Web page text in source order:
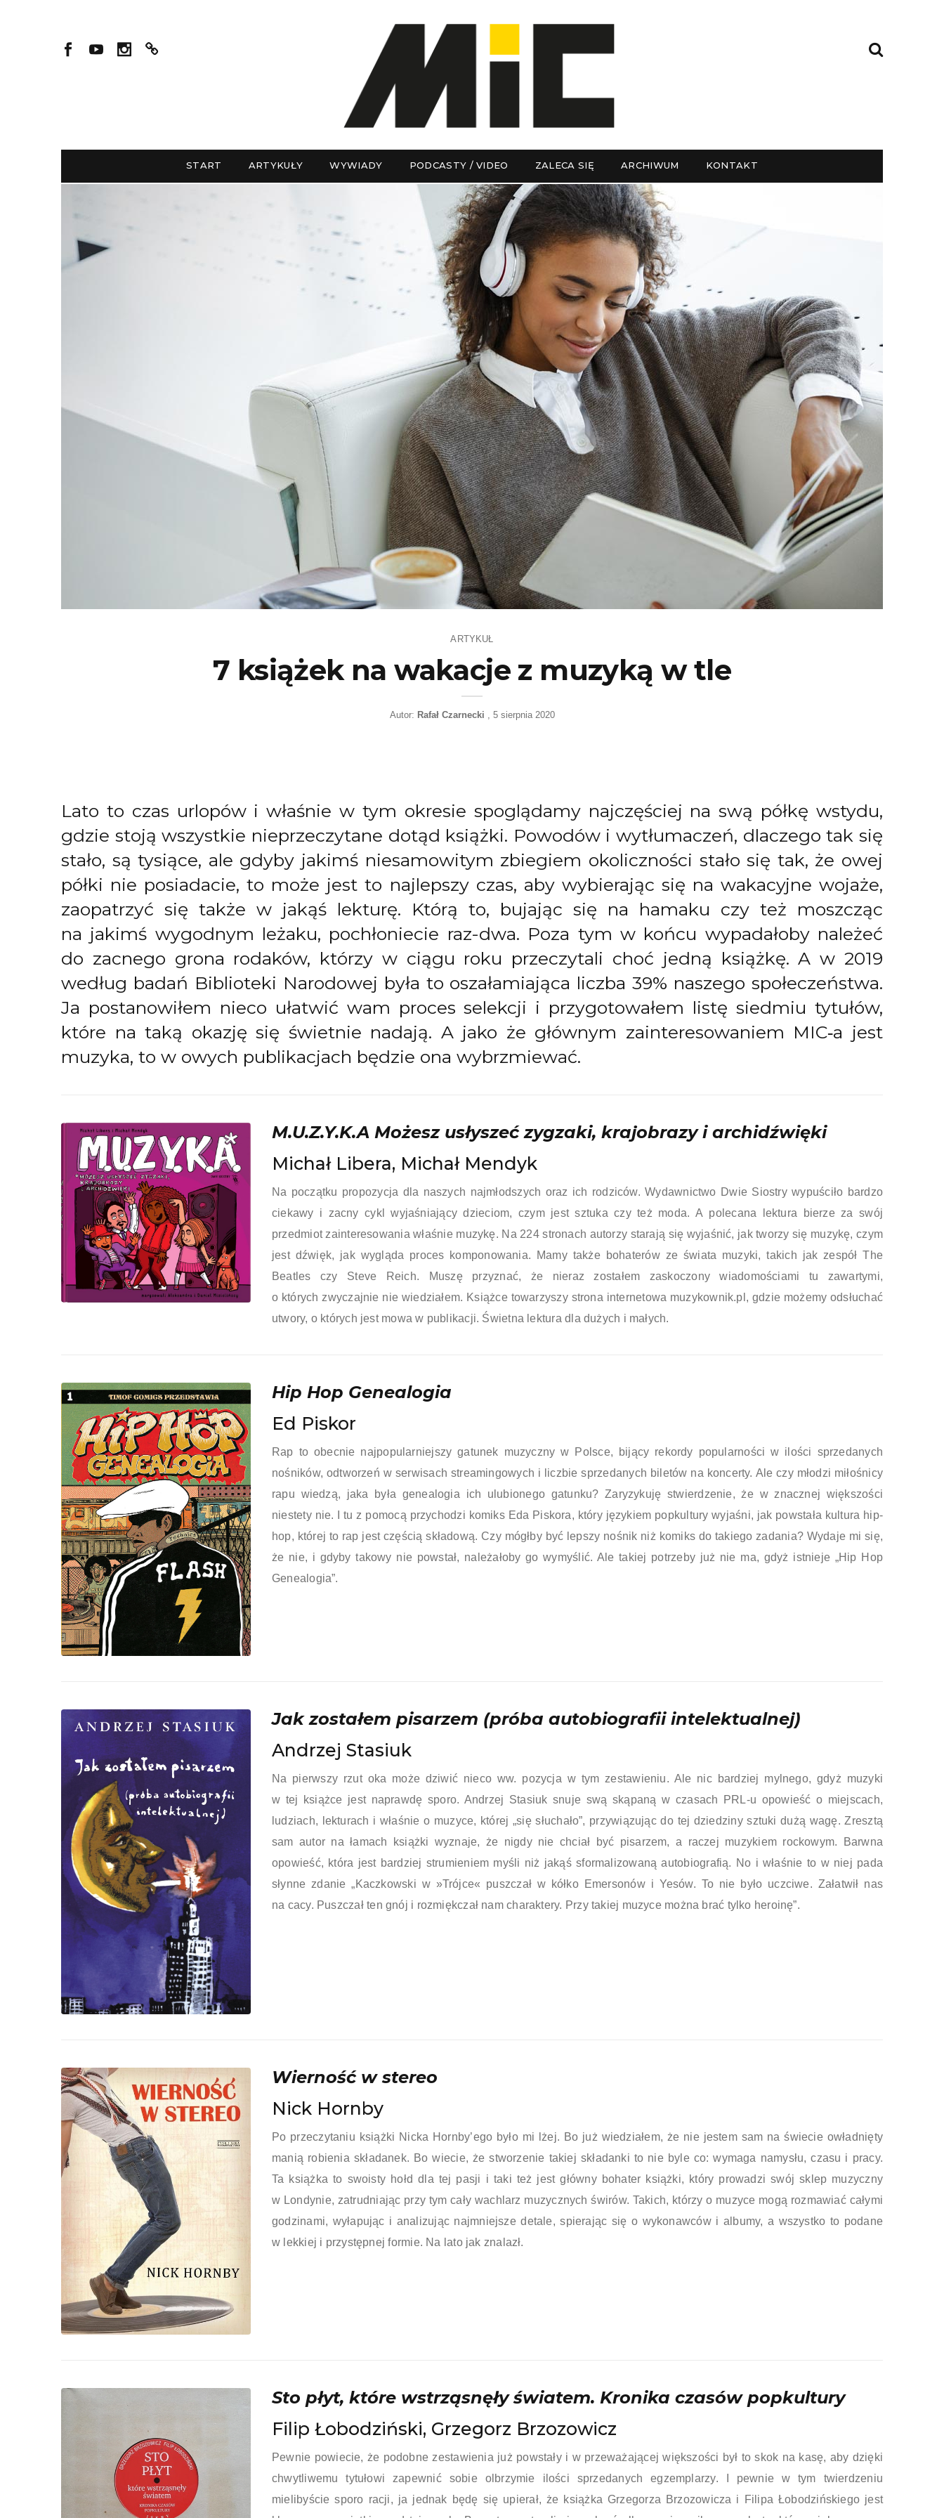
START ARTYKUŁY WYWIADY PODCASTY / VIDEO ZALECA SIĘ ARCHIWUM KONTAKT
ARTYKUŁ
7 książek na wakacje z muzyką w tle
Autor: Rafał Czarnecki 5 sierpnia 2020
Lato to czas urlopów i właśnie w tym okresie spoglądamy najczęściej na swą półkę wstydu,
gdzie stoją wszystkie nieprzeczytane dotąd książki. Powodów i wytłumaczeń, dlaczego tak się
stało, są tysiące, ale gdyby jakimś niesamowitym zbiegiem okoliczności stało się tak, że owej
półki nie posiadacie, to może jest to najlepszy czas, aby wybierając się na wakacyjne wojaże,
zaopatrzyć się także w jakąś lekturę. Którą to, bujając się na hamaku czy też moszcząc
na jakimś wygodnym leżaku, pochłoniecie raz-dwa. Poza tym w końcu wypadałoby należeć
do zacnego grona rodaków, którzy w ciągu roku przeczytali choć jedną książkę. A w 2019
według badań Biblioteki Narodowej była to oszałamiająca liczba 39% naszego społeczeństwa.
Ja postanowiłem nieco ułatwić wam proces selekcji i przygotowałem listę siedmiu tytułów,
które na taką okazję się świetnie nadają. A jako że głównym zainteresowaniem MIC‑a jest
muzyka, to w owych publikacjach będzie ona wybrzmiewać.
M.U.Z.Y.K.A Możesz usłyszeć zygzaki, krajobrazy i archidźwięki
Michał Libera, Michał Mendyk
Na początku propozycja dla naszych najmłodszych oraz ich rodziców. Wydawnictwo Dwie Siostry wypuściło bardzo
ciekawy i zacny cykl wyjaśniający dzieciom, czym jest sztuka czy też moda. A polecana lektura bierze za swój
przedmiot zainteresowania właśnie muzykę. Na 224 stronach autorzy starają się wyjaśnić, jak tworzy się muzykę, czym
jest dźwięk, jak wygląda proces komponowania. Mamy także bohaterów ze świata muzyki, takich jak zespół The
Beatles czy Steve Reich. Muszę przyznać, że nieraz zostałem zaskoczony wiadomościami tu zawartymi,
o których zwyczajnie nie wiedziałem. Książce towarzyszy strona internetowa muzykownik.pl, gdzie możemy odsłuchać
utwory, o których jest mowa w publikacji. Świetna lektura dla dużych i małych.
Hip Hop Genealogia
Ed Piskor
Rap to obecnie najpopularniejszy gatunek muzyczny w Polsce, bijący rekordy popularności w ilości sprzedanych
nośników, odtworzeń w serwisach streamingowych i liczbie sprzedanych biletów na koncerty. Ale czy młodzi miłośnicy
rapu wiedzą, jaka była genealogia ich ulubionego gatunku? Zaryzykuję stwierdzenie, że w znacznej większości
niestety nie. I tu z pomocą przychodzi komiks Eda Piskora, który językiem popkultury wyjaśni, jak powstała kultura hip-
hop, której to rap jest częścią składową. Czy mógłby być lepszy nośnik niż komiks do takiego zadania? Wydaje mi się,
że nie, i gdyby takowy nie powstał, należałoby go wymyślić. Ale takiej potrzeby już nie ma, gdyż istnieje „Hip Hop
Genealogia”.
Jak zostałem pisarzem (próba autobiografii intelektualnej)
Andrzej Stasiuk
Na pierwszy rzut oka może dziwić nieco ww. pozycja w tym zestawieniu. Ale nic bardziej mylnego, gdyż muzyki
w tej książce jest naprawdę sporo. Andrzej Stasiuk snuje swą skąpaną w czasach PRL‑u opowieść o miejscach,
ludziach, lekturach i właśnie o muzyce, której „się słuchało”, przywiązując do tej dziedziny sztuki dużą wagę. Zresztą
sam autor na łamach książki wyznaje, że nigdy nie chciał być pisarzem, a raczej muzykiem rockowym. Barwna
opowieść, która jest bardziej strumieniem myśli niż jakąś sformalizowaną autobiografią. No i właśnie to w niej pada
słynne zdanie „Kaczkowski w »Trójce« puszczał w kółko Emersonów i Yesów. To nie było uczciwe. Załatwił nas
na cacy. Puszczał ten gnój i rozmiękczał nam charaktery. Przy takiej muzyce można brać tylko heroinę”.
Wierność w stereo
Nick Hornby
Po przeczytaniu książki Nicka Hornby’ego było mi lżej. Bo już wiedziałem, że nie jestem sam na świecie owładnięty
manią robienia składanek. Bo wiecie, że stworzenie takiej składanki to nie byle co: wymaga namysłu, czasu i pracy.
Ta książka to swoisty hołd dla tej pasji i taki też jest główny bohater książki, który prowadzi swój sklep muzyczny
w Londynie, zatrudniając przy tym cały wachlarz muzycznych świrów. Takich, którzy o muzyce mogą rozmawiać całymi
godzinami, wyłapując i analizując najmniejsze detale, spierając się o wykonawców i albumy, a wszystko to podane
w lekkiej i przystępnej formie. Na lato jak znalazł.
Sto płyt, które wstrząsnęły światem. Kronika czasów popkultury
Filip Łobodziński, Grzegorz Brzozowicz
Pewnie powiecie, że podobne zestawienia już powstały i w przeważającej większości był to skok na kasę, aby dzięki
chwytliwemu tytułowi zapewnić sobie olbrzymie ilości sprzedanych egzemplarzy. I pewnie w tym twierdzeniu
mielibyście sporo racji, ja jednak będę się upierał, że książka Grzegorza Brzozowicza i Filipa Łobodzińskiego jest